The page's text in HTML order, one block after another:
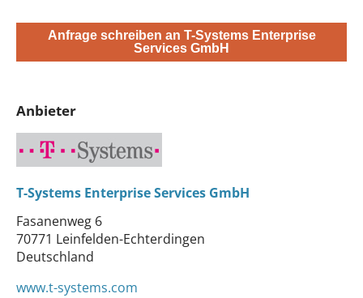
Anfrage schreiben an T-Systems Enterprise
Services GmbH
Anbieter
T-Systems Enterprise Services GmbH
Fasanenweg 6
70771 Leinfelden-Echterdingen
Deutschland
www.t-systems.com